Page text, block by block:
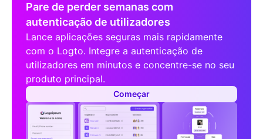
Pare de perder semanas com
autenticação de utilizadores
Lance aplicações seguras mais rapidamente
com o Logto. Integre a autenticação de
utilizadores em minutos e concentre-se no seu
produto principal.
Começar